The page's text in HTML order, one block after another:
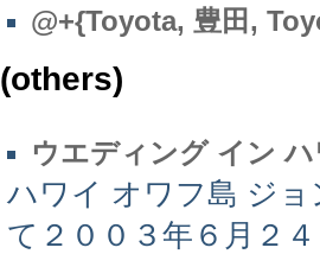
@+{Toyota, 豊田,
(others)
ウエディング イン
ハワイ オワフ島 ジ
て２００３年６月２